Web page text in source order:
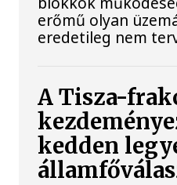
erőmű olyan
eredetileg nem
A Tisza-
kedden